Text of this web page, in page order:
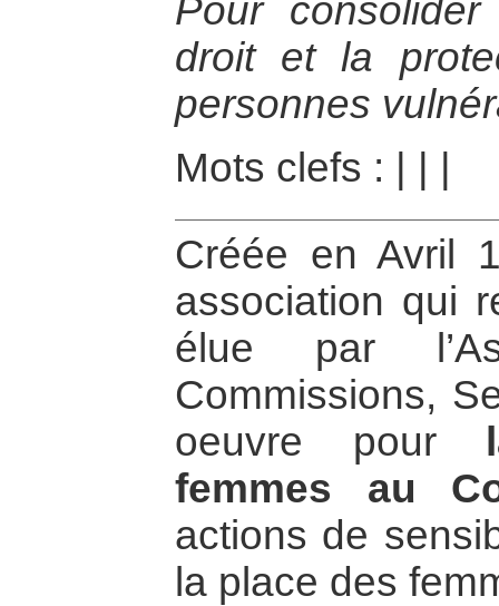
Pour
droit et la
personnes
Mots clefs :
Créée en Avril
association qui
élue par
Commissions,
oeuvre pour
femmes au
actions de
la place des